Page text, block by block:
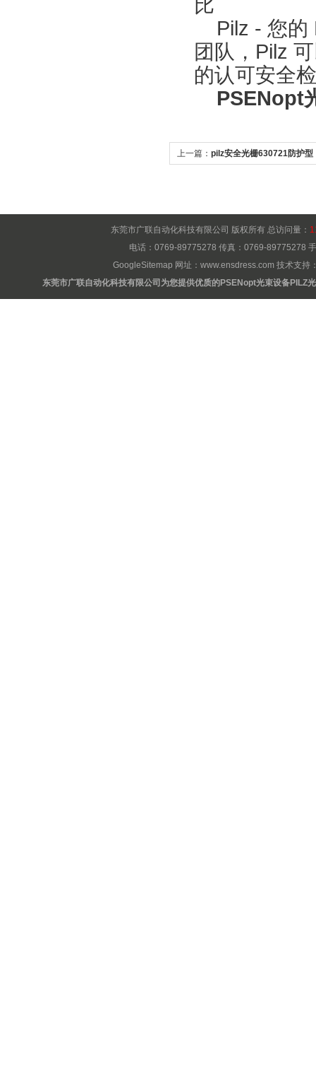
比
Pilz - 您的
团队，Pilz
的认可安全
PSENopt
上一篇： pilz安全光栅630721防护型
东莞市广联自动化科技有限公司 版权所有 总访问量：
电话：0769-89775278 传真：0769-89775278
GoogleSitemap 网址： www.ensdress.com 技术支持
东莞市广联自动化科技有限公司为您提供优质的PSENopt光束设备PILZ